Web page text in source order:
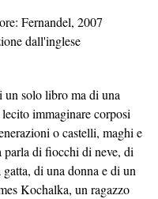
Fernandel, 2007
dall'inglese
un solo libro ma di una
immaginare corposi
o castelli, maghi e
parla di fiocchi di neve, di
di una donna e di un
Kochalka, un ragazzo